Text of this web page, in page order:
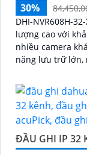
30%
DHI-NVR608H-
lượng cao với
nhiều camera khác nhau. Với độ
năng lưu trữ lớn,
ĐẦU GHI IP 32